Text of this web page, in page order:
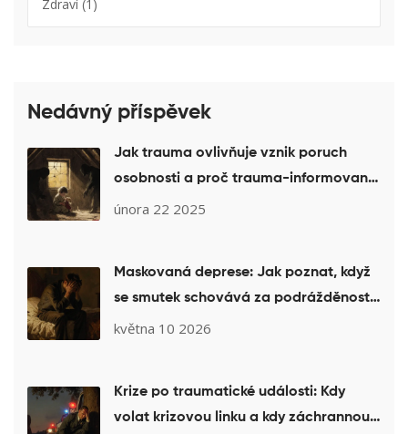
Zdraví(1)
Nedávný příspěvek
Jak trauma ovlivňuje vznik poruch
osobnosti a proč trauma-informovaný
přístup funguje
února 22 2025
Maskovaná deprese: Jak poznat, když
se smutek schovává za podrážděnost
a únavu
května 10 2026
Krize po traumatické události: Kdy
volat krizovou linku a kdy záchrannou